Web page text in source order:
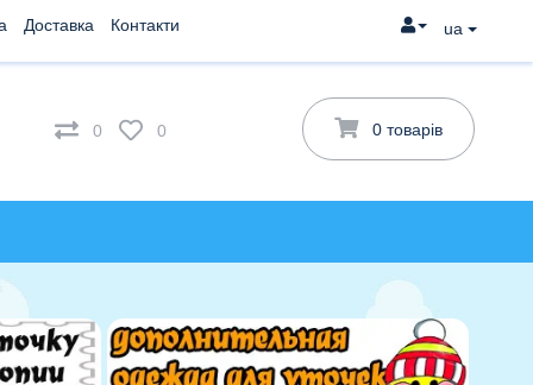
Доставка Контакти ua
0 0 0 товарів